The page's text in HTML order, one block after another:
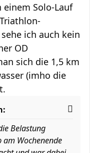
Solo-Lauf
ich auch kein
OD
sich die 1,5 km
(imho die
Belastung
am Wochenende